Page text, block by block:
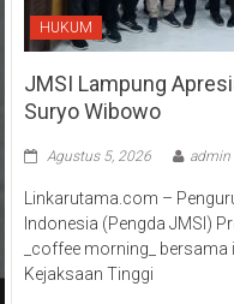
HUKUM
JMSI Lampung
Suryo Wibowo
Agustus 5, 2026 admin
Linkarutama.com –
Indonesia (Pengda JMSI)
_coffee morning_
Kejaksaan Tinggi